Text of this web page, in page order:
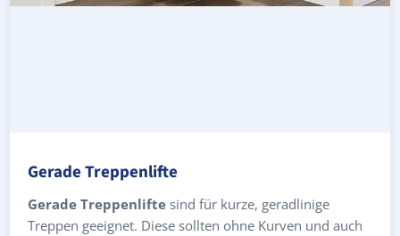
Gerade Treppenlifte
Gerade Treppenlifte sind für kurze, geradlinige
Treppen geeignet. Diese sollten ohne Kurven und auch